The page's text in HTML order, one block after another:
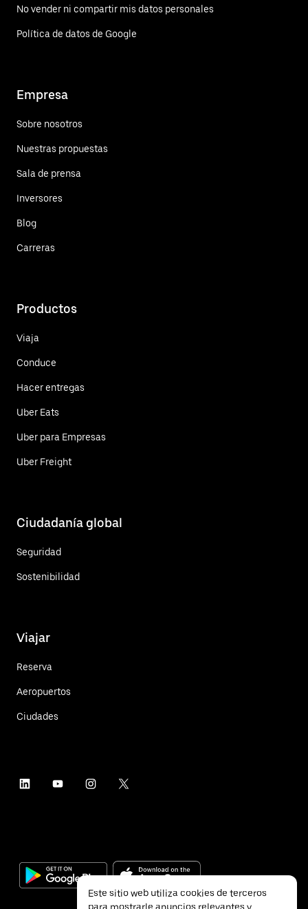
No vender ni compartir mis datos personales
Política de datos de Google
Empresa
Sobre nosotros
Nuestras propuestas
Sala de prensa
Inversores
Blog
Carreras
Productos
Viaja
Conduce
Hacer entregas
Uber Eats
Uber para Empresas
Uber Freight
Ciudadanía global
Seguridad
Sostenibilidad
Viajar
Reserva
Aeropuertos
Ciudades
Este sitio web utiliza cookies de terceros